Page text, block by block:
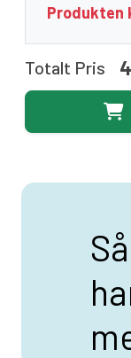
Produkten
Totalt Pris